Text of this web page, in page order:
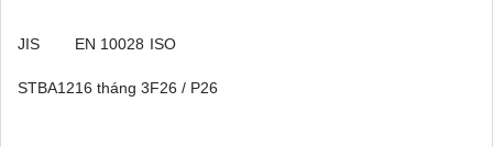
JIS EN 10028 ISO
STBA1216 tháng 3F26 / P26